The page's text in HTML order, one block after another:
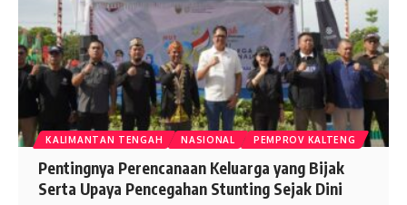
KALIMANTAN TENGAH NASIONAL PEMPROV KALTENG
Pentingnya Perencanaan Keluarga yang Bijak
Serta Upaya Pencegahan Stunting Sejak Dini